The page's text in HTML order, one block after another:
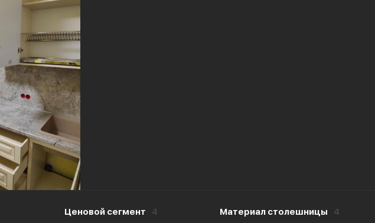
Ценовой сегмент 4 Материал столешницы 4